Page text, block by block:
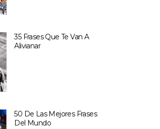
35 Frases Que Te Van A
Alivianar
50 De Las Mejores Frases
Del Mundo